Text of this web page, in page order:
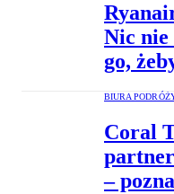
Nic nie
go,
BIURA
Coral
–